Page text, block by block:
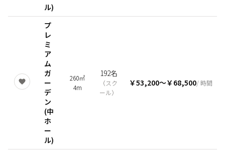
ル)
プ
レ
ミ
ア
ム
ガ
ー
デ
ン
(中
ホ
ー
ル)
260㎡
4m
192名
（スク
ール）
￥53,200〜￥68,500/ 時間